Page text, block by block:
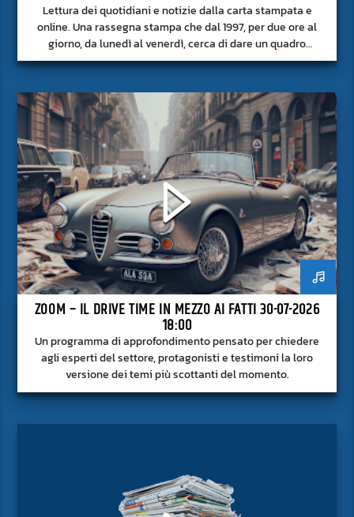
Lettura dei quotidiani e notizie dalla carta stampata e
online. Una rassegna stampa che dal 1997, per due ore al
giorno, da lunedì al venerdì, cerca di dare un quadro
approfondito delle notizie del giorno, senza fermarsi alla
ZOOM – IL DRIVE TIME IN MEZZO AI FATTI 30-07-2026
18:00
Un programma di approfondimento pensato per chiedere
agli esperti del settore, protagonisti e testimoni la loro
versione dei temi più scottanti del momento.